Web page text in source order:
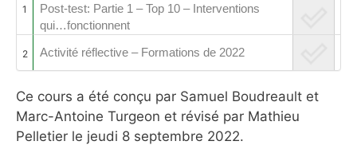
1
Post-test: Partie 1 – Top 10 – Interventions
qui…fonctionnent
2 Activité réflective – Formations de 2022
Ce cours a été conçu par Samuel Boudreault et
Marc-Antoine Turgeon et révisé par Mathieu
Pelletier le jeudi 8 septembre 2022.